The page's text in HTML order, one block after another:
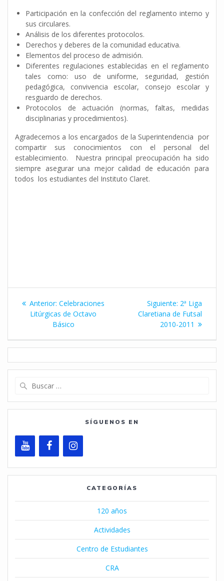
Participación en la confección del reglamento interno y
sus circulares.
Análisis de los diferentes protocolos.
Derechos y deberes de la comunidad educativa.
Elementos del proceso de admisión.
Diferentes regulaciones establecidas en el reglamento
tales como: uso de uniforme, seguridad, gestión
pedagógica, convivencia escolar, consejo escolar y
resguardo de derechos.
Protocolos de actuación (normas, faltas, medidas
disciplinarias y procedimientos).
Agradecemos a los encargados de la Superintendencia por
compartir sus conocimientos con el personal del
establecimiento. Nuestra principal preocupación ha sido
siempre asegurar una mejor calidad de educación para
todos los estudiantes del Instituto Claret.
Navegación
entradas
Anterior: Entrada
anterior:
Celebraciones
Litúrgicas de Octavo
Básico
Siguiente: Siguiente
entrada:
2ª Liga
Claretiana de Futsal
2010-2011
SÍGUENOS EN
CATEGORÍAS
120 años
Actividades
Centro de Estudiantes
CRA